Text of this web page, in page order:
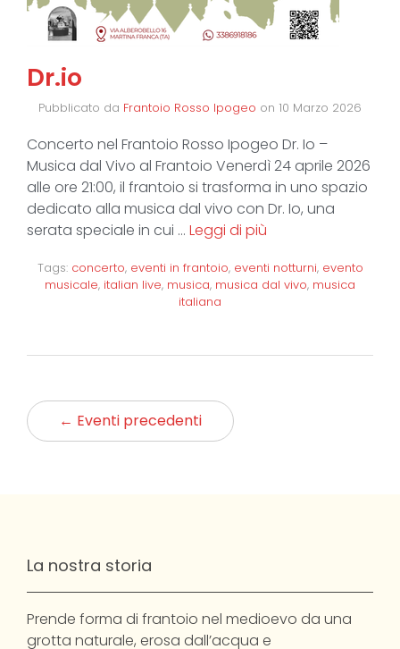
Dr.io
Pubblicato da Frantoio Rosso Ipogeo on 10 Marzo 2026
Concerto nel Frantoio Rosso Ipogeo Dr. Io –
Musica dal Vivo al Frantoio Venerdì 24 aprile 2026
alle ore 21:00, il frantoio si trasforma in uno spazio
dedicato alla musica dal vivo con Dr. Io, una
serata speciale in cui … Leggi di più
Tags: concerto, eventi in frantoio, eventi notturni, evento
musicale, italian live, musica, musica dal vivo, musica
italiana
← Eventi precedenti
La nostra storia
Prende forma di frantoio nel medioevo da una
grotta naturale, erosa dall’acqua e